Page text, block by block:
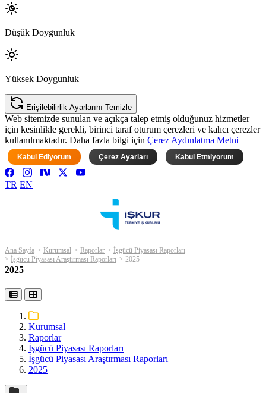
Düşük Doygunluk
Yüksek Doygunluk
Erişilebilirlik Ayarlarını Temizle
Web sitemizde sunulan ve açıkça talep etmiş olduğunuz hizmetler
için kesinlikle gerekli, birinci taraf oturum çerezleri ve kalıcı çerezler
kullanılmaktadır. Daha fazla bilgi için Çerez Aydınlatma Metni
Kabul Ediyorum Çerez Ayarları Kabul Etmiyorum
TR EN
Ana Sayfa Kurumsal Raporlar
İşgücü Piyasası Raporları
İşgücü Piyasası Araştırması Raporları
2025
2025
Kurumsal
Raporlar
İşgücü Piyasası Raporları
İşgücü Piyasası Araştırması Raporları
2025